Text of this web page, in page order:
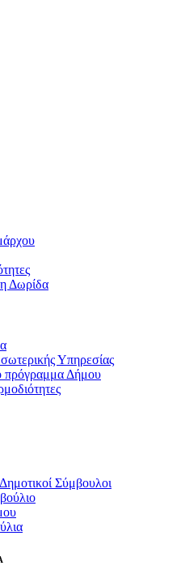
Δωρίδα
Υπηρεσίας
πρόγραμμα Δήμου
Σύμβουλοι